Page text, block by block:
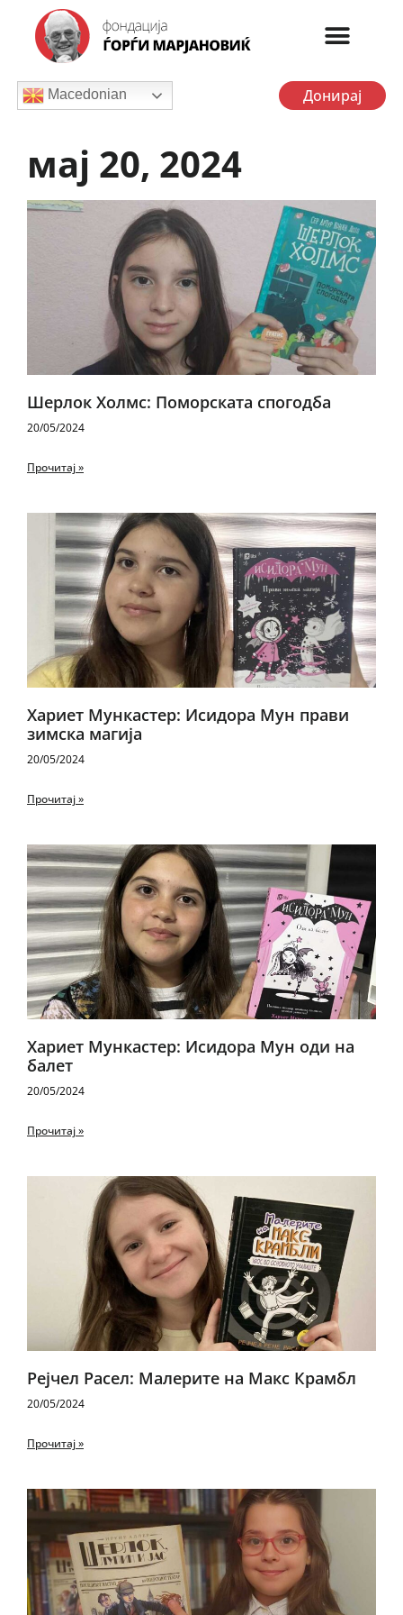
Macedonian Донирај
мај 20, 2024
Шерлок Холмс: Поморската спогодба
20/05/2024
Прочитај »
Хариет Мункастер: Исидора Мун прави
зимска магија
20/05/2024
Прочитај »
Хариет Мункастер: Исидора Мун оди на
балет
20/05/2024
Прочитај »
Рејчел Расел: Малерите на Макс Крамбл
20/05/2024
Прочитај »